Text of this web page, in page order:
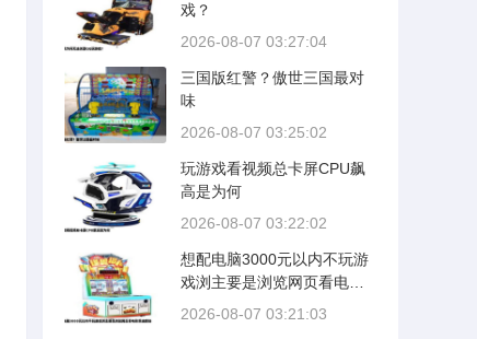
戏？
2026-08-07 03:27:04
三国版红警？傲世三国最对
味
2026-08-07 03:25:02
玩游戏看视频总卡屏CPU飙
高是为何
2026-08-07 03:22:02
想配电脑3000元以内不玩游
戏浏主要是浏览网页看电影
想速度快
2026-08-07 03:21:03